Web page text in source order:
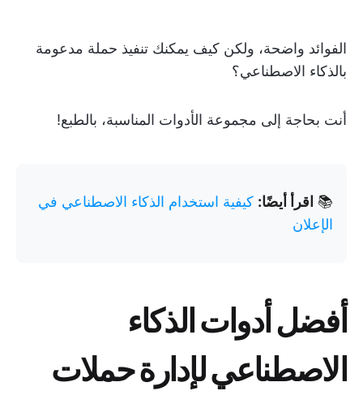
الفوائد واضحة، ولكن كيف يمكنك تنفيذ حملة مدعومة
بالذكاء الاصطناعي؟
أنت بحاجة إلى مجموعة الأدوات المناسبة، بالطبع!
📚 اقرأ أيضًا: كيفية استخدام الذكاء الاصطناعي في
الإعلان
أفضل أدوات الذكاء
الاصطناعي لإدارة حملات